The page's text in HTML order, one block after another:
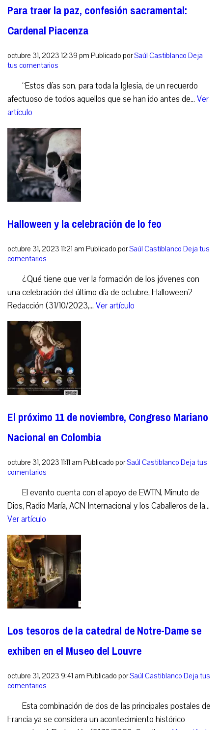
Para traer la paz, confesión sacramental:
Cardenal Piacenza
octubre 31, 2023 12:39 pm Publicado porSaúl Castiblanco Deja
tus comentarios
“Estos días son, para toda la Iglesia, de un recuerdo
afectuoso de todos aquellos que se han ido antes de... Ver
artículo
Halloween y la celebración de lo feo
octubre 31, 2023 11:21 am Publicado porSaúl Castiblanco Deja tus
comentarios
¿Qué tiene que ver la formación de los jóvenes con
una celebración del último día de octubre, Halloween?
Redacción (31/10/2023,... Ver artículo
El próximo 11 de noviembre, Congreso Mariano
Nacional en Colombia
octubre 31, 2023 11:11 am Publicado porSaúl Castiblanco Deja tus
comentarios
El evento cuenta con el apoyo de EWTN, Minuto de
Dios, Radio María, ACN Internacional y los Caballeros de la...
Ver artículo
Los tesoros de la catedral de Notre-Dame se
exhiben en el Museo del Louvre
octubre 31, 2023 9:41 am Publicado porSaúl Castiblanco Deja tus
comentarios
Esta combinación de dos de las principales postales de
Francia ya se considera un acontecimiento histórico